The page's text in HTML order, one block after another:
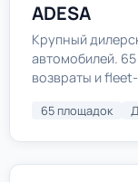
ADESA
Крупный
автомобилей.
возвраты и
65 площадок